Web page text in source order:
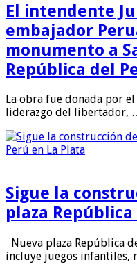
El intendente
embajador
monumento a
República del
La obra fue donada por
liderazgo del libertador,
Sigue la
plaza
Nueva plaza República
incluye juegos